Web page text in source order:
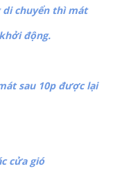
di chuyển thì mát
động.
sau 10p được lại
cửa gió